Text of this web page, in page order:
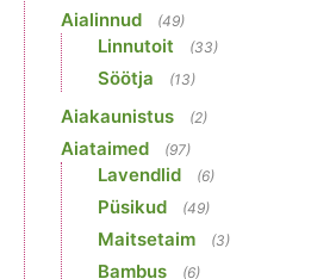
Aialinnud (49)
Linnutoit (33)
Söötja (13)
Aiakaunistus (2)
Aiataimed (97)
Lavendlid (6)
Püsikud (49)
Maitsetaim (3)
Bambus (6)